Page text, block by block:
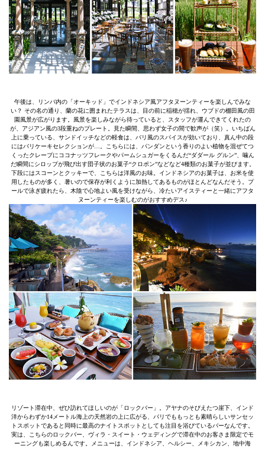
午後は、リンバ内の「オーキッド」でインドネシア風アフタヌーンティーを楽しんでみな
い？ その名の通り、蘭の花に囲まれたテラスは、目の前に稲穂が揺れ、ウブドの棚田風の田
園風景が広がります。風景を楽しみながら待っていると、スタッフが運んできてくれたの
が、アジアン風の3段重ねのプレート。見た瞬間、思わず女子の間で歓声が（笑）。いちばん
上に乗っている、サンドイッチなどの軽食は、バリ風のスパイスが効いており、真ん中の段
にはバリケーキセレクションが…。こちらには、パンダンという香りのよい植物を混ぜてつ
くったクレープにココナッツフレークやパームシュガーをくるんだ“ダダール グルン”、噛ん
だ瞬間にシロップが飛び出す団子状のお菓子“クロポン”などなど4種類のお菓子が並びます。
下段にはスコーンとクッキーで、こちらは洋風のお味。インドネシアのお菓子は、お米を使
用したものが多く、暑いので保存が利くように加熱してあるものがほとんどなんだそう。プ
ールで泳ぎ疲れたら、木陰で心地よい風を受けながら、冷たいアイスティーと一緒にアフタ
ヌーンティーを楽しむのがおすすめデス♪
リゾート滞在中、ぜひ訪れてほしいのが「ロックバー」。アヤナのそびえたつ崖下、インド
洋からわずか14メートル海上の天然岩の上に広がる、バリでももっとも素晴らしいサンセッ
トスポットであると同時に最高のナイトスポットとしても注目を浴びているバーなんです。
実は、こちらのロックバー、ヴィラ・スイート・ウェディングで滞在中のお客さま限定でモ
ーニングも楽しめるんです。メニューは、インドネシア、ヘルシー、メキシカン、地中海